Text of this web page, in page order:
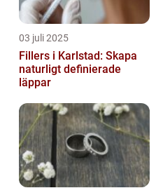
03 juli 2025
Fillers i Karlstad: Skapa
naturligt definierade
läppar